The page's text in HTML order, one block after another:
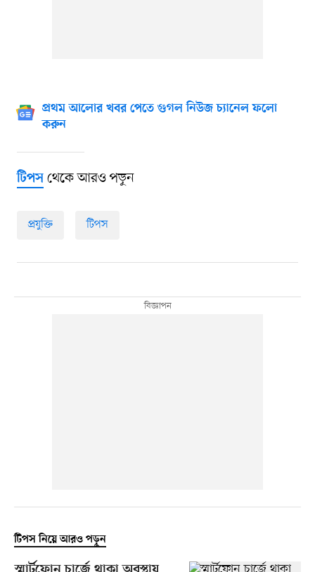
প্রথম আলোর খবর পেতে গুগল নিউজ চ্যানেল ফলো
করুন
টিপসথেকে আরও পড়ুন
প্রযুক্তি টিপস
টিপস নিয়ে আরও পড়ুন